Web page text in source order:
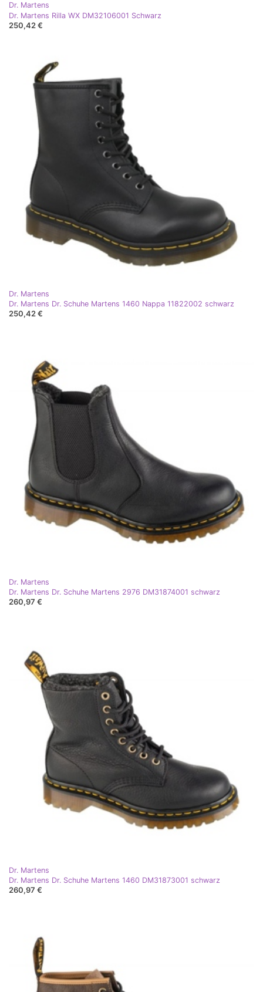
Dr. Martens
Dr. Martens Rilla WX DM32106001 Schwarz
250,42 €
Dr. Martens
Dr. Martens Dr. Schuhe Martens 1460 Nappa 11822002 schwarz
250,42 €
Dr. Martens
Dr. Martens Dr. Schuhe Martens 2976 DM31874001 schwarz
260,97 €
Dr. Martens
Dr. Martens Dr. Schuhe Martens 1460 DM31873001 schwarz
260,97 €